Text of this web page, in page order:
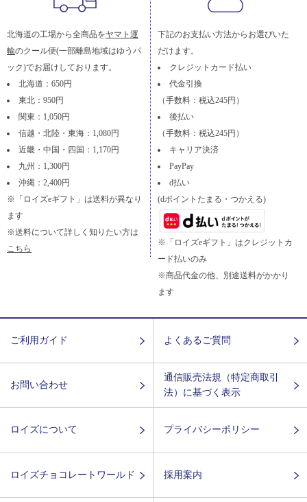
北海道の工場から全商品をヤマト運
輸のクール便(一部離島地域はゆうパ
ック)でお届けしております。
北海道：650円
東北：950円
関東：1,050円
信越・北陸・東海：1,080円
近畿・中国・四国：1,170円
九州：1,300円
沖縄：2,400円
※「ロイズeギフト」は送料が異なり
ます
※送料について詳しく知りたい方は
こちら
下記のお支払い方法からお選びいた
だけます。
クレジットカード払い
代金引換
（手数料：税込245円）
後払い
（手数料：税込245円）
キャリア決済
PayPay
d払い
(dポイントたまる・つかえる)
※「ロイズeギフト」はクレジットカ
ード払いのみ
※商品代金の他、別途送料がかかり
ます
ご利用ガイド よくあるご質問
お問い合わせ
通信販売法規（特定商取引
法）に基づく表示
ロイズについて プライバシーポリシー
ロイズチョコレートワールド 採用案内